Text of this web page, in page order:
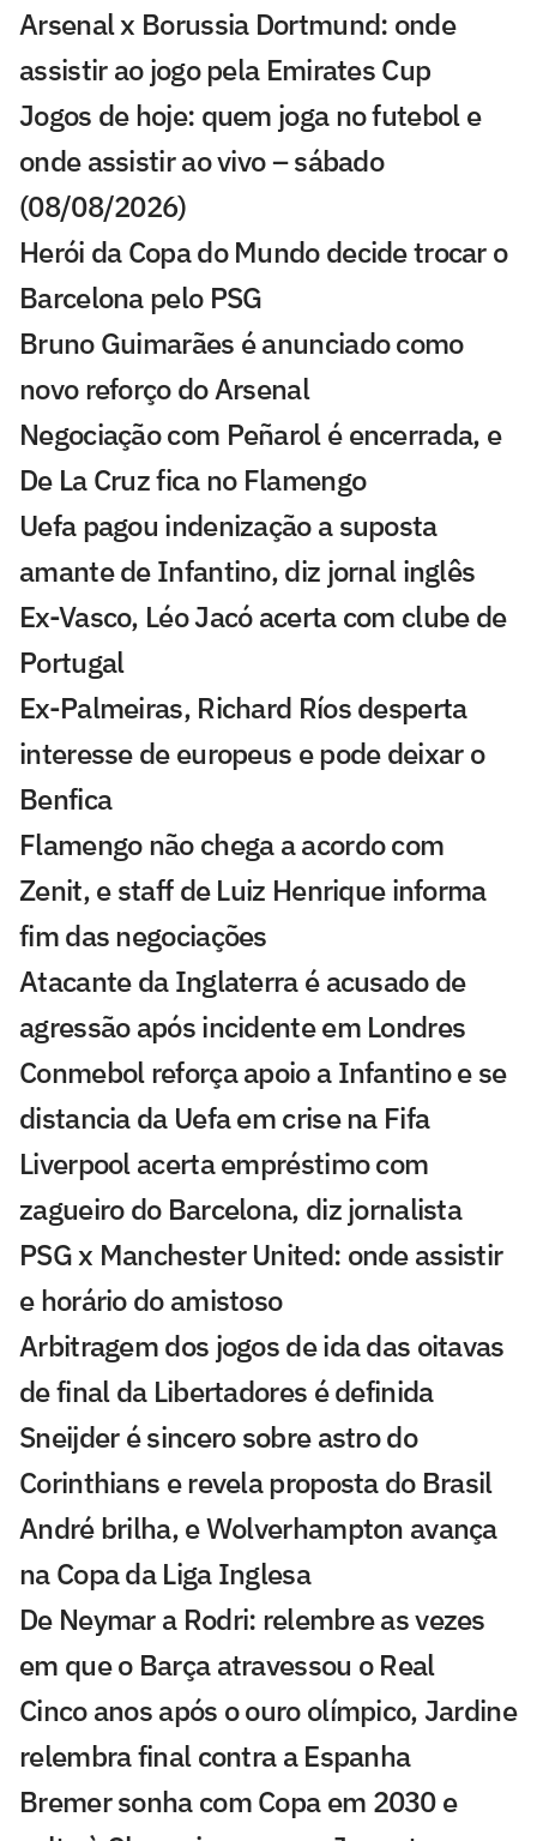
Arsenal x Borussia Dortmund: onde
assistir ao jogo pela Emirates Cup
Jogos de hoje: quem joga no futebol e
onde assistir ao vivo – sábado
(08/08/2026)
Herói da Copa do Mundo decide trocar o
Barcelona pelo PSG
Bruno Guimarães é anunciado como
novo reforço do Arsenal
Negociação com Peñarol é encerrada, e
De La Cruz fica no Flamengo
Uefa pagou indenização a suposta
amante de Infantino, diz jornal inglês
Ex-Vasco, Léo Jacó acerta com clube de
Portugal
Ex-Palmeiras, Richard Ríos desperta
interesse de europeus e pode deixar o
Benfica
Flamengo não chega a acordo com
Zenit, e staff de Luiz Henrique informa
fim das negociações
Atacante da Inglaterra é acusado de
agressão após incidente em Londres
Conmebol reforça apoio a Infantino e se
distancia da Uefa em crise na Fifa
Liverpool acerta empréstimo com
zagueiro do Barcelona, diz jornalista
PSG x Manchester United: onde assistir
e horário do amistoso
Arbitragem dos jogos de ida das oitavas
de final da Libertadores é definida
Sneijder é sincero sobre astro do
Corinthians e revela proposta do Brasil
André brilha, e Wolverhampton avança
na Copa da Liga Inglesa
De Neymar a Rodri: relembre as vezes
em que o Barça atravessou o Real
Cinco anos após o ouro olímpico, Jardine
relembra final contra a Espanha
Bremer sonha com Copa em 2030 e